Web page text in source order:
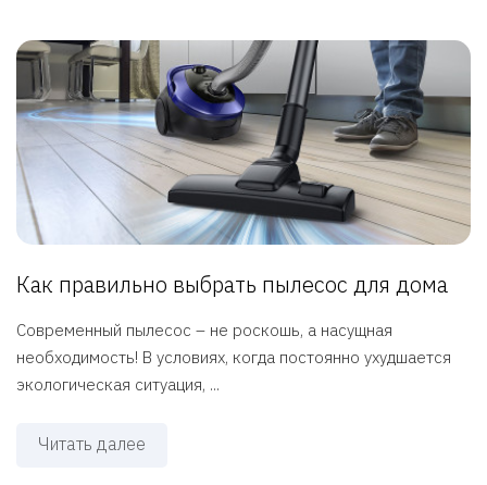
Как правильно выбрать пылесос для дома
Современный пылесос – не роскошь, а насущная
необходимость! В условиях, когда постоянно ухудшается
экологическая ситуация, ...
Читать далее